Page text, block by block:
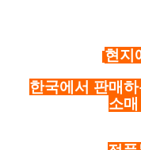
현지
한국에서 판매
소